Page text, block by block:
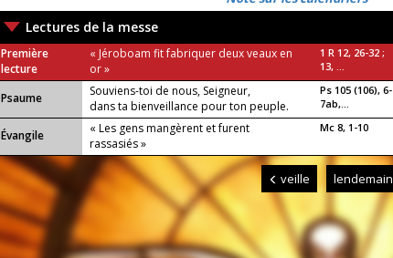
Lectures de la messe
Première
lecture
« Jéroboam fit fabriquer deux veaux en
or »
1 R 12, 26-32 ;
13, ...
Psaume
Souviens-toi de nous, Seigneur,
dans ta bienveillance pour ton peuple.
Ps 105 (106), 6-
7ab,...
Évangile
« Les gens mangèrent et furent
rassasiés »
Mc 8, 1-10
veille lendemain